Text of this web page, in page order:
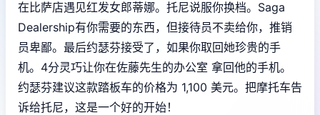
在比萨店遇见红发女郎蒂娜。托尼说服你换档。Saga
Dealership有你需要的东西，但接待员不卖给你，推销
员卑鄙。最后约瑟芬接受了，如果你取回她珍贵的手
机。4分灵巧让你在佐藤先生的办公室 拿回他的手机。
约瑟芬建议这款踏板车的价格为 1,100 美元。把摩托车告
诉给托尼，这是一个好的开始！